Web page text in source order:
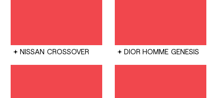
NISSAN CROSSOVER DIOR HOMME GENESIS